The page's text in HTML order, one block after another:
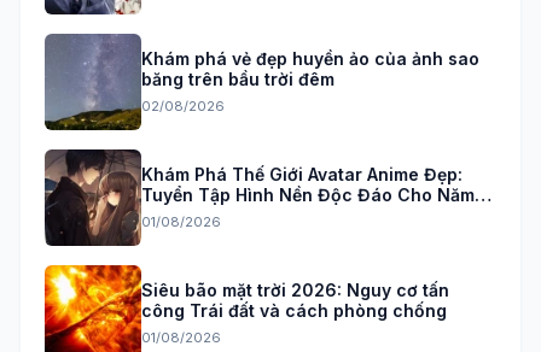
Khám phá vẻ đẹp huyền ảo của ảnh sao
băng trên bầu trời đêm
02/08/2026
Khám Phá Thế Giới Avatar Anime Đẹp:
Tuyển Tập Hình Nền Độc Đáo Cho Năm
2026
01/08/2026
Siêu bão mặt trời 2026: Nguy cơ tấn
công Trái đất và cách phòng chống
01/08/2026